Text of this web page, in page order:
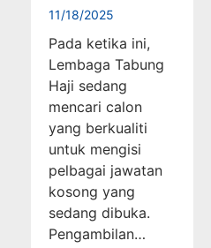
11/18/2025
Pada ketika ini,
Lembaga Tabung
Haji sedang
mencari calon
yang berkualiti
untuk mengisi
pelbagai jawatan
kosong yang
sedang dibuka.
Pengambilan…